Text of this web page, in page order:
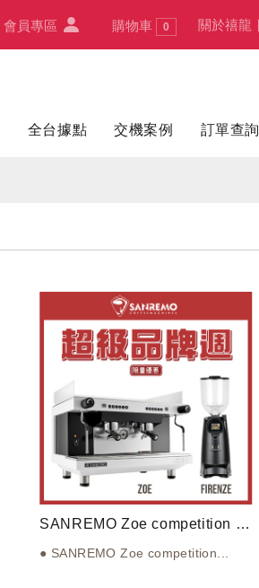
會員專區 購物車 0 關於禧龍
全台據點 交機案例 訂單查詢
SANREMO Zoe competition tall 雙孔營業機 220V + EUREKA 優瑞卡 FIRENZE 佛羅倫斯 75 75mm 磨豆機
● SANREMO Zoe competition...